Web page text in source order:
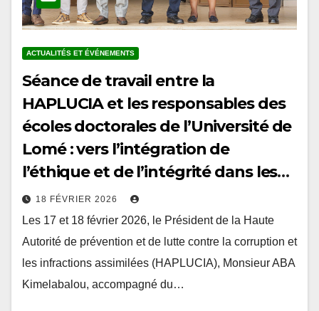
Séance de travail entre la
HAPLUCIA et les responsables des
écoles doctorales de l’Université de
Lomé : vers l’intégration de
l’éthique et de l’intégrité dans les
curricula doctoraux au Togo
18 FÉVRIER 2026
Les 17 et 18 février 2026, le Président de la Haute
Autorité de prévention et de lutte contre la corruption et
les infractions assimilées (HAPLUCIA), Monsieur ABA
Kimelabalou, accompagné du…